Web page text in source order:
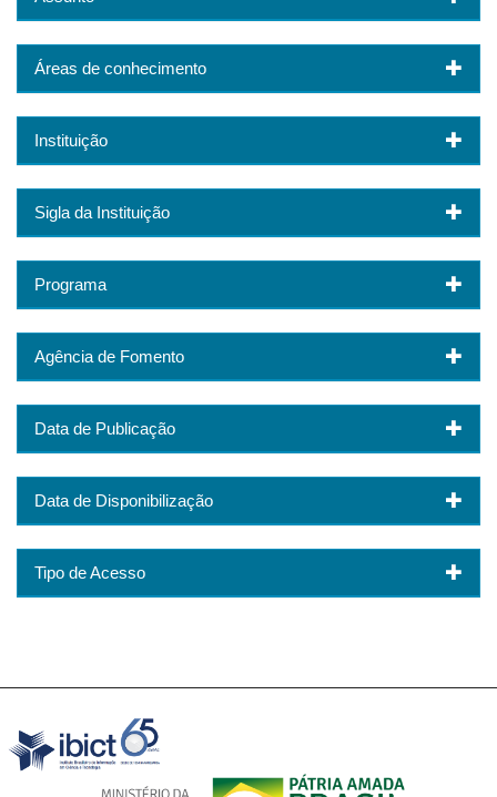
Áreas de conhecimento
Instituição
Sigla da Instituição
Programa
Agência de Fomento
Data de Publicação
Data de Disponibilização
Tipo de Acesso